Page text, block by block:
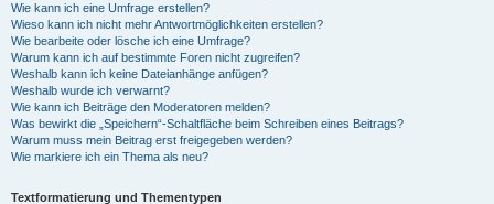
Wie kann ich eine Umfrage erstellen?
Wieso kann ich nicht mehr Antwortmöglichkeiten erstellen?
Wie bearbeite oder lösche ich eine Umfrage?
Warum kann ich auf bestimmte Foren nicht zugreifen?
Weshalb kann ich keine Dateianhänge anfügen?
Weshalb wurde ich verwarnt?
Wie kann ich Beiträge den Moderatoren melden?
Was bewirkt die „Speichern“-Schaltfläche beim Schreiben eines Beitrags?
Warum muss mein Beitrag erst freigegeben werden?
Wie markiere ich ein Thema als neu?
Textformatierung und Thementypen